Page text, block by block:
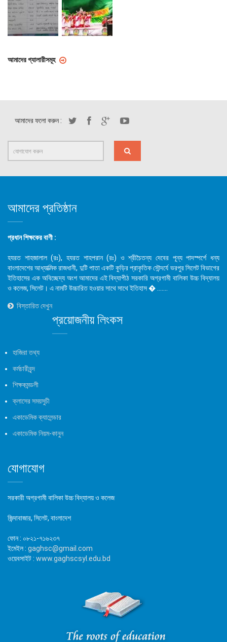
আমাদের গ্যালারীসমূহ
আমাদের ফলো করুন :
আমাদের প্রতিষ্ঠান
প্রধান শিক্ষকের বাণী :
হযরত শাহজালাল (রঃ), হযরত শাহপরান (রঃ) ও শ্রীচৈতন্য দেবের পূন্য পাদস্পর্শে ধন্য
বাংলাদেশের আধ্যাত্মিক রাজধানী, দুটি পাতা একটি কুড়ির প্রাকৃতিক সৌন্দর্যে ভরপুর সিলেট বিভাগের
ইতিহাসের এক অবিচ্ছেদ্য অংশ আমাদের এই বিদ্যাপীঠ সরকারি অগ্রগামী বালিকা উচ্চ বিদ্যালয়
ও কলেজ, সিলেট। এ নামটি উচ্চারিত হওয়ার সাথে সাথে ইতিহাস � .......
বিস্তারিত দেখুন
প্রয়োজনীয় লিংকস
হাজিরা তথ্য
কর্মচারীবৃন্দ
শিক্ষকমন্ডলী
ক্লাসের সময়সুচী
একাডেমিক ক্যালেন্ডার
একাডেমিক নিয়ম-কানুন
যোগাযোগ
সরকারী অগ্রগামী বালিকা উচ্চ বিদ্যালয় ও কলেজ
জিন্দাবাজার, সিলেট, বাংলাদেশ
ফোন : ০৮২১-৭১৬২৩৭
ইমেইল : gaghsc@gmail.com
ওয়েবসাইট : www.gaghscsyl.edu.bd